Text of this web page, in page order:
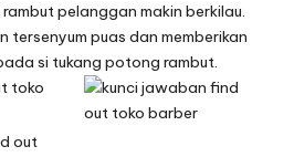
pelanggan makin berkilau.
tersenyum puas dan memberikan
si tukang potong rambut.